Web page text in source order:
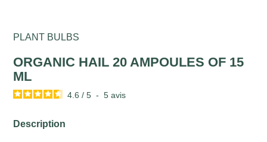
PLANT BULBS
ORGANIC HAIL 20 AMPOULES OF 15
ML
4.6 / 5 - 5avis
Description